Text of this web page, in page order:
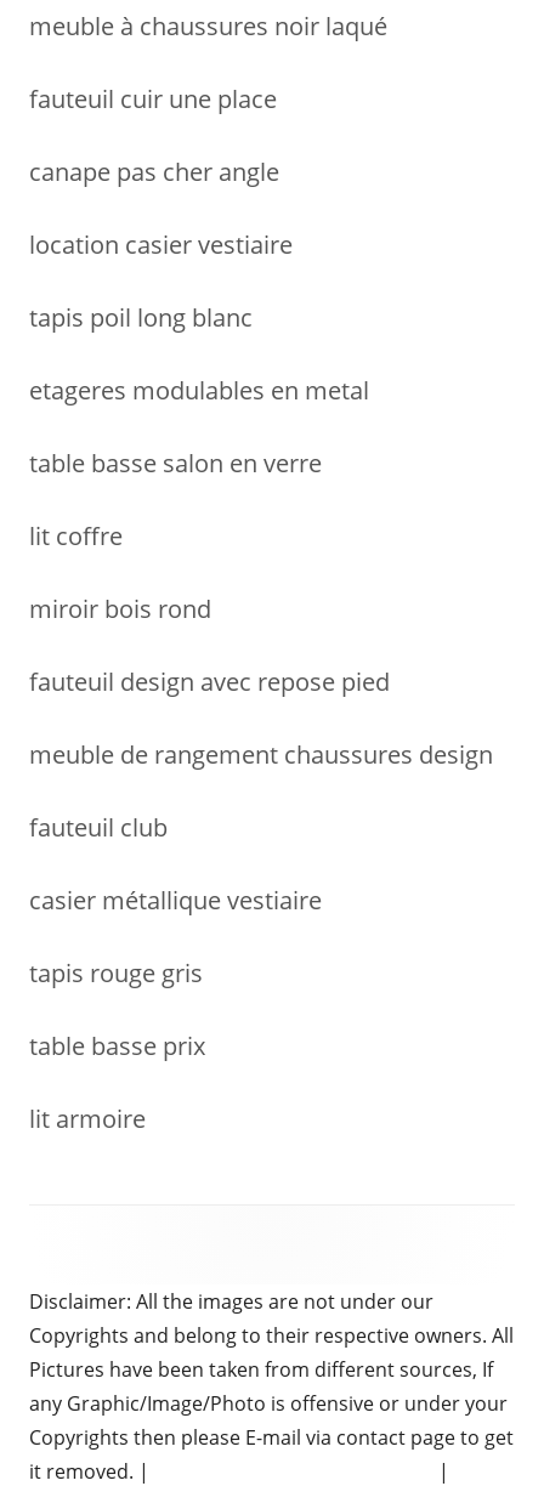
meuble à chaussures noir laqué
fauteuil cuir une place
canape pas cher angle
location casier vestiaire
tapis poil long blanc
etageres modulables en metal
table basse salon en verre
lit coffre
miroir bois rond
fauteuil design avec repose pied
meuble de rangement chaussures design
fauteuil club
casier métallique vestiaire
tapis rouge gris
table basse prix
lit armoire
Disclaimer: All the images are not under our
Copyrights and belong to their respective owners. All
Pictures have been taken from different sources, If
any Graphic/Image/Photo is offensive or under your
Copyrights then please E-mail via contact page to get
it removed. |
|